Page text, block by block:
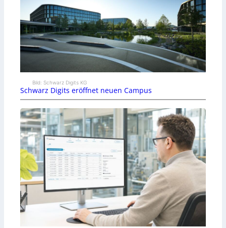
Bild: Schwarz Digits KG
Schwarz Digits eröffnet neuen Campus